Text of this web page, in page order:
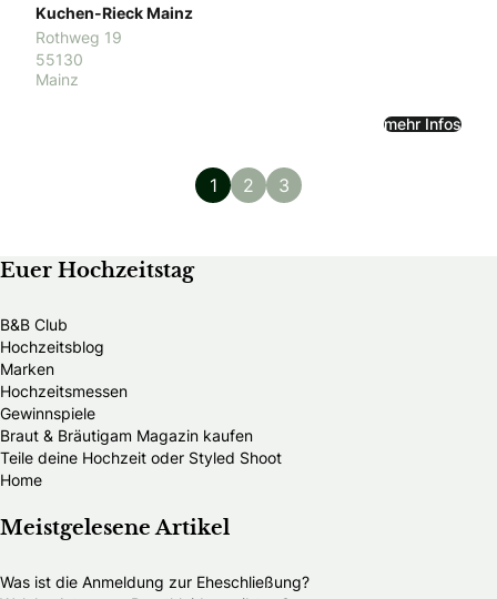
Kuchen-Rieck Mainz
Rothweg 19
55130
Mainz
mehr Infos
1 2 3
Euer Hochzeitstag
B&B Club
Hochzeitsblog
Marken
Hochzeitsmessen
Gewinnspiele
Braut & Bräutigam Magazin kaufen
Teile deine Hochzeit oder Styled Shoot
Home
Meistgelesene Artikel
Was ist die Anmeldung zur Eheschließung?